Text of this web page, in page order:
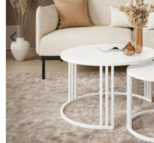
Zurück
keyboard_arrow_left